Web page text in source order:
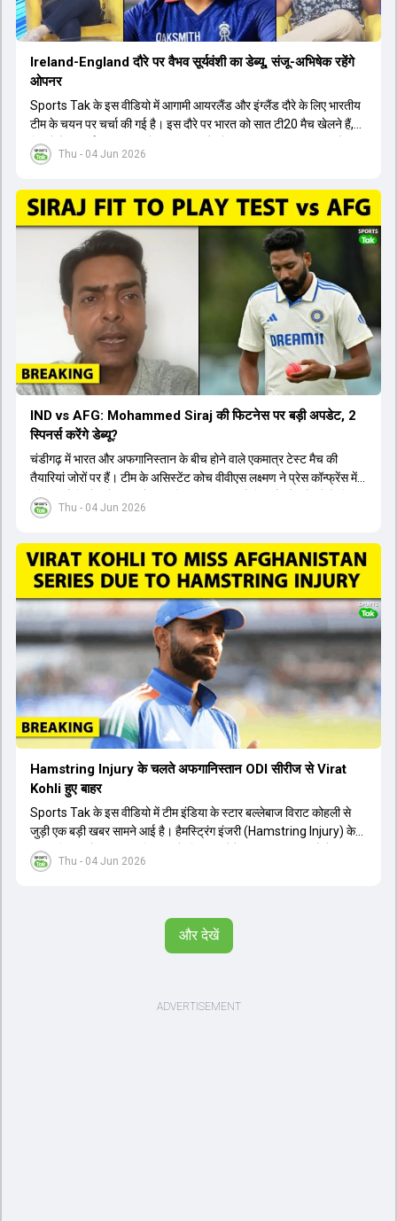
Thu - 04 Jun 2026
Ireland-England दौरे पर वैभव सूर्यवंशी का डेब्यू, संजू-अभिषेक रहेंगे
ओपनर
Sports Tak के इस वीडियो में आगामी आयरलैंड और इंग्लैंड दौरे के लिए भारतीय
टीम के चयन पर चर्चा की गई है। इस दौरे पर भारत को सात टी20 मैच खेलने हैं,
जिसमें वैभव सूर्यवंशी का टीम में चुना जाना और डेब्यू करना तय माना जा रहा है।
हालांकि, अभिषेक शर्मा और संजू सैमसन ही टीम के फर्स्ट चॉइस ओपनर बने रहेंगे,
नंबर तीन और श्रेयस अय्यर नंबर चार पर खेलेंगे। वहीं, रजत पाटीदार फिलहाल
टी20 टीम की योजना से बाहर हैं, लेकिन वह टेस्ट क्रिकेट में वापसी कर सकते हैं।
Thu - 04 Jun 2026
IND vs AFG: Mohammed Siraj की फिटनेस पर बड़ी अपडेट, 2
स्पिनर्स करेंगे डेब्यू?
चंडीगढ़ में भारत और अफगानिस्तान के बीच होने वाले एकमात्र टेस्ट मैच की
तैयारियां जोरों पर हैं। टीम के असिस्टेंट कोच वीवीएस लक्ष्मण ने प्रेस कॉन्फ्रेंस में
पुष्टि की है कि तेज गेंदबाज मोहम्मद सिराज पूरी तरह से फिट हैं और खेलने के लिए
उपलब्ध हैं। आईपीएल के दौरान लगी चोट के कारण उनके खेलने पर संदेह था,
सुथार और हर्ष दुबे को कुलदीप यादव और वाशिंगटन सुंदर के साथ प्लेइंग 11 में मौका
मिलने की प्रबल संभावना है। कप्तान शुभमन गिल विकेट की स्थिति को ध्यान में
रखते हुए अंतिम 11 का फैसला करेंगे। टीम में यशस्वी जायसवाल, केएल राहुल,
ऋषभ पंत और ध्रुव जुरेल जैसे खिलाड़ी भी शामिल हैं। यह टेस्ट मैच विश्व टेस्ट
चैंपियनशिप चक्र का हिस्सा नहीं है, लेकिन भारतीय टीम के लिए काफी महत्वपूर्ण
है। अंत में फैंस के सवालों का जवाब देते हुए टी20 कप्तानी और हेड कोच गौतम
गंभीर से जुड़ी जानकारी भी साझा की गई।
Thu - 04 Jun 2026
Hamstring Injury के चलते अफगानिस्तान ODI सीरीज से Virat
Kohli हुए बाहर
Sports Tak के इस वीडियो में टीम इंडिया के स्टार बल्लेबाज विराट कोहली से
जुड़ी एक बड़ी खबर सामने आई है। हैमस्ट्रिंग इंजरी (Hamstring Injury) के
कारण विराट कोहली अफगानिस्तान के खिलाफ होने वाली आगामी तीन मैचों की
वनडे सीरीज से बाहर हो गए हैं। भारत और अफगानिस्तान के बीच इस वनडे सीरीज
खत्म हुए आईपीएल में शानदार प्रदर्शन करने वाले विराट कोहली का इस सीरीज से
बाहर होना भारतीय फैंस के लिए एक बहुत बड़ा झटका है। यह वनडे सीरीज 2027
और देखें